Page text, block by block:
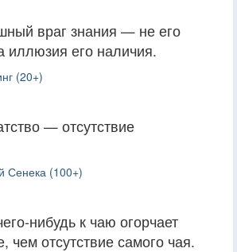
враг знания — не его
иллюзия его наличия.
(20+)
— отсутствие
Сенека (100+)
нибудь к чаю огорчает
чем отсутствие самого чая.